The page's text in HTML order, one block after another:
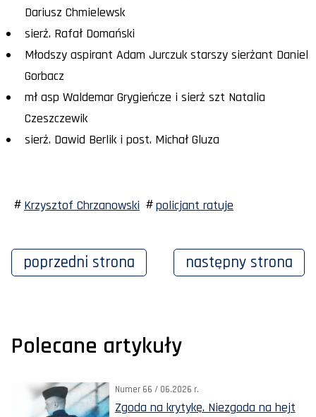
Dariusz Chmielewsk
sierż. Rafał Domański
Młodszy aspirant Adam Jurczuk starszy sierżant Daniel
Gorbacz
mł asp Waldemar Grygieńcze i sierż szt Natalia
Czeszczewik
sierż. Dawid Berlik i post. Michał Gluza
Krzysztof Chrzanowski policjant ratuje
poprzedni strona następny strona
Polecane artykuły
Numer 66 / 06.2026 r.
Zgoda na krytykę. Niezgoda na hejt